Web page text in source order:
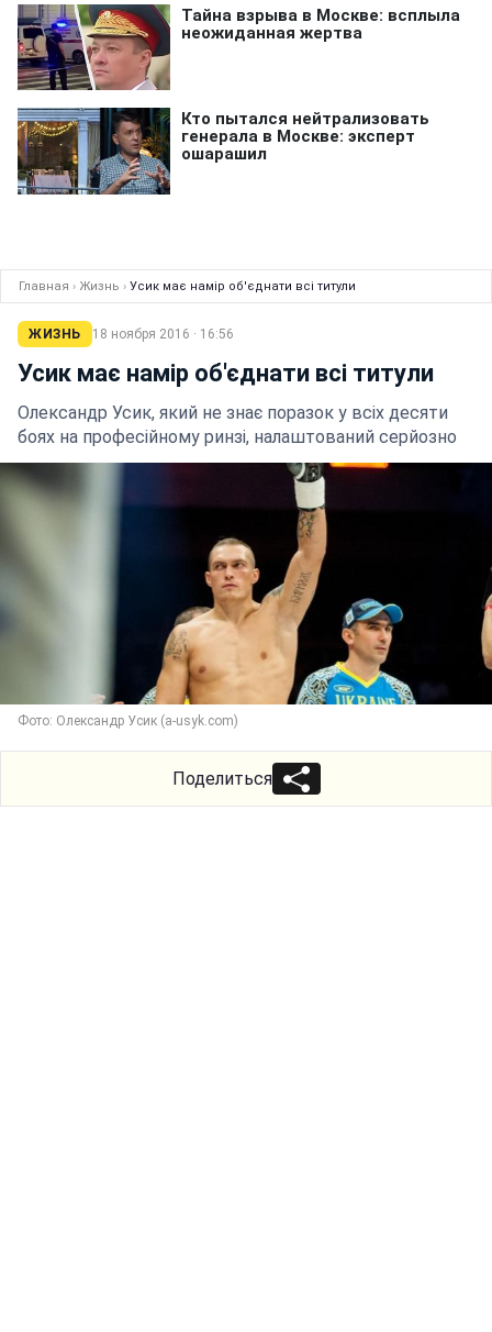
Главная › Жизнь › Усик має намір об'єднати всі титули
ЖИЗНЬ 18 ноября 2016 · 16:56
Усик має намір об'єднати всі титули
Олександр Усик, який не знає поразок у всіх десяти
боях на професійному ринзі, налаштований серйозно
Фото: Олександр Усик (a-usyk.com)
Поделиться